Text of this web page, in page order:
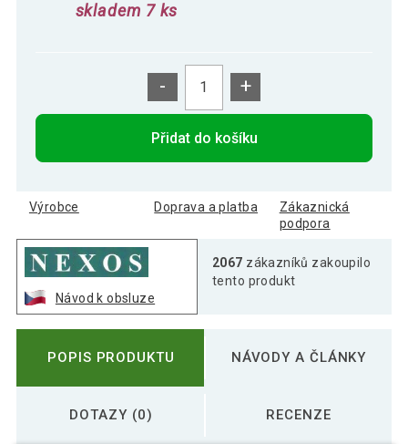
skladem 7 ks
- +
Přidat do košíku
Výrobce Doprava a platba
Zákaznická
podpora
Návod k obsluze
2067 zákazníků zakoupilo
tento produkt
POPIS PRODUKTU NÁVODY A ČLÁNKY
DOTAZY (0) RECENZE